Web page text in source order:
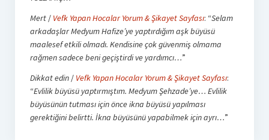
Mert/ Vefk Yapan Hocalar Yorum & Şikayet Sayfası: “Selam
arkadaşlar Medyum Hafize’ye yaptırdığım aşk büyüsü
maalesef etkili olmadı. Kendisine çok güvenmiş olmama
rağmen sadece beni geçiştirdi ve yardımcı…”
Dikkat edin/ Vefk Yapan Hocalar Yorum & Şikayet Sayfası:
“Evlilik büyüsü yaptırmıştım. Medyum Şehzade’ye… Evlilik
büyüsünün tutması için önce ikna büyüsü yapılması
gerektiğini belirtti. İkna büyüsünü yapabilmek için ayrı…”